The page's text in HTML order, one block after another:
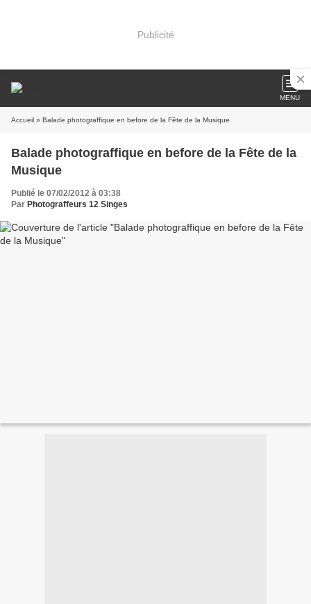
Publicité
MENU
Accueil » Balade photograffique en before de la Fête de la Musique
Balade photograffique en before de la Fête de la
Musique
Publié le 07/02/2012 à 03:38
Par Photograffeurs 12 Singes